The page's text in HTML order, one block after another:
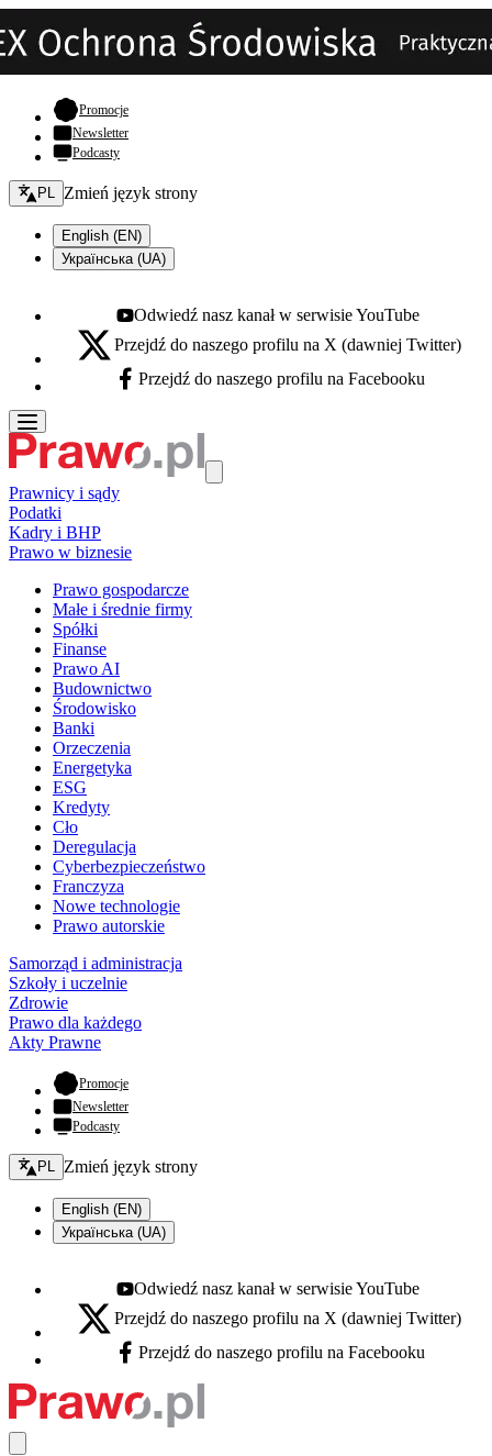
Promocje- otwiera się w nowej karcie
Newsletter
Podcasty
Zmień język - bieżący:
PL Zmień język strony
English (EN)
Українська (UA)
Youtube - otwiera się w nowej karcie
Odwiedź nasz kanał w serwisie YouTube
X - otwiera się w nowej karcie
Przejdź do naszego profilu na X (dawniej Twitter)
Facebook - otwiera się w nowej karcie
Przejdź do naszego profilu na Facebooku
Prawnicy i sądy
Podatki
Kadry i BHP
Prawo w biznesie
Prawo gospodarcze
Małe i średnie firmy
Spółki
Finanse
Prawo AI
Budownictwo
Środowisko
Banki
Orzeczenia
Energetyka
ESG
Kredyty
Cło
Deregulacja
Cyberbezpieczeństwo
Franczyza
Nowe technologie
Prawo autorskie
Samorząd i administracja
Szkoły i uczelnie
Zdrowie
Prawo dla każdego
Akty Prawne
Promocje- otwiera się w nowej karcie
Newsletter
Podcasty
Zmień język - bieżący:
PL Zmień język strony
English (EN)
Українська (UA)
Youtube - otwiera się w nowej karcie
Odwiedź nasz kanał w serwisie YouTube
X - otwiera się w nowej karcie
Przejdź do naszego profilu na X (dawniej Twitter)
Facebook - otwiera się w nowej karcie
Przejdź do naszego profilu na Facebooku